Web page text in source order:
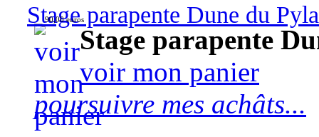
Stage parapente Dune du
90,00 euros
Stage parapente
voir mon panier
poursuivre mes achâts...